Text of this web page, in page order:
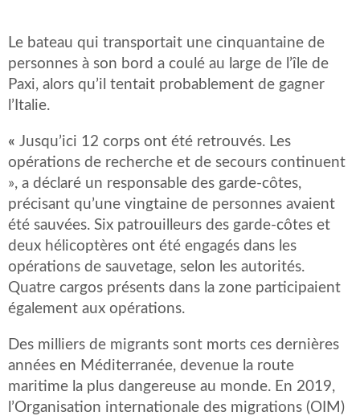
Le bateau qui transportait une cinquantaine de
personnes à son bord a coulé au large de l’île de
Paxi, alors qu’il tentait probablement de gagner
l’Italie.
« Jusqu’ici 12 corps ont été retrouvés. Les
opérations de recherche et de secours continuent
», a déclaré un responsable des garde-côtes,
précisant qu’une vingtaine de personnes avaient
été sauvées. Six patrouilleurs des garde-côtes et
deux hélicoptères ont été engagés dans les
opérations de sauvetage, selon les autorités.
Quatre cargos présents dans la zone participaient
également aux opérations.
Des milliers de migrants sont morts ces dernières
années en Méditerranée, devenue la route
maritime la plus dangereuse au monde. En 2019,
l’Organisation internationale des migrations (OIM)